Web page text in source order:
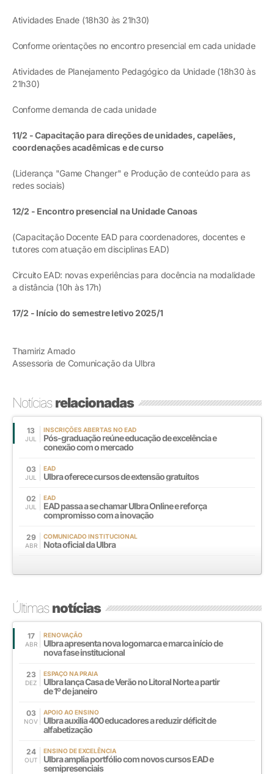
Atividades Enade (18h30 às 21h30)
Conforme orientações no encontro presencial em cada unidade
Atividades de Planejamento Pedagógico da Unidade (18h30 às
21h30)
Conforme demanda de cada unidade
11/2 - Capacitação para direções de unidades, capelães,
coordenações acadêmicas e de curso
(Liderança "Game Changer" e Produção de conteúdo para as
redes sociais)
12/2 - Encontro presencial na Unidade Canoas
(Capacitação Docente EAD para coordenadores, docentes e
tutores com atuação em disciplinas EAD)
Circuito EAD: novas experiências para docência na modalidade
a distância (10h às 17h)
17/2 - Início do semestre letivo 2025/1
Thamiriz Amado
Assessoria de Comunicação da Ulbra
Notíciasrelacionadas
13
JUL
INSCRIÇÕES ABERTAS NO EAD
Pós-graduação reúne educação de excelência e
conexão com o mercado
03
JUL
EAD
Ulbra oferece cursos de extensão gratuitos
02
JUL
EAD
EAD passa a se chamar Ulbra Online e reforça
compromisso com a inovação
29
ABR
COMUNICADO INSTITUCIONAL
Nota oficial da Ulbra
Últimasnotícias
17
ABR
RENOVAÇÃO
Ulbra apresenta nova logomarca e marca início de
nova fase institucional
23
DEZ
ESPAÇO NA PRAIA
Ulbra lança Casa de Verão no Litoral Norte a partir
de 1º de janeiro
03
NOV
APOIO AO ENSINO
Ulbra auxilia 400 educadores a reduzir déficit de
alfabetização
24
OUT
ENSINO DE EXCELÊNCIA
Ulbra amplia portfólio com novos cursos EAD e
semipresenciais